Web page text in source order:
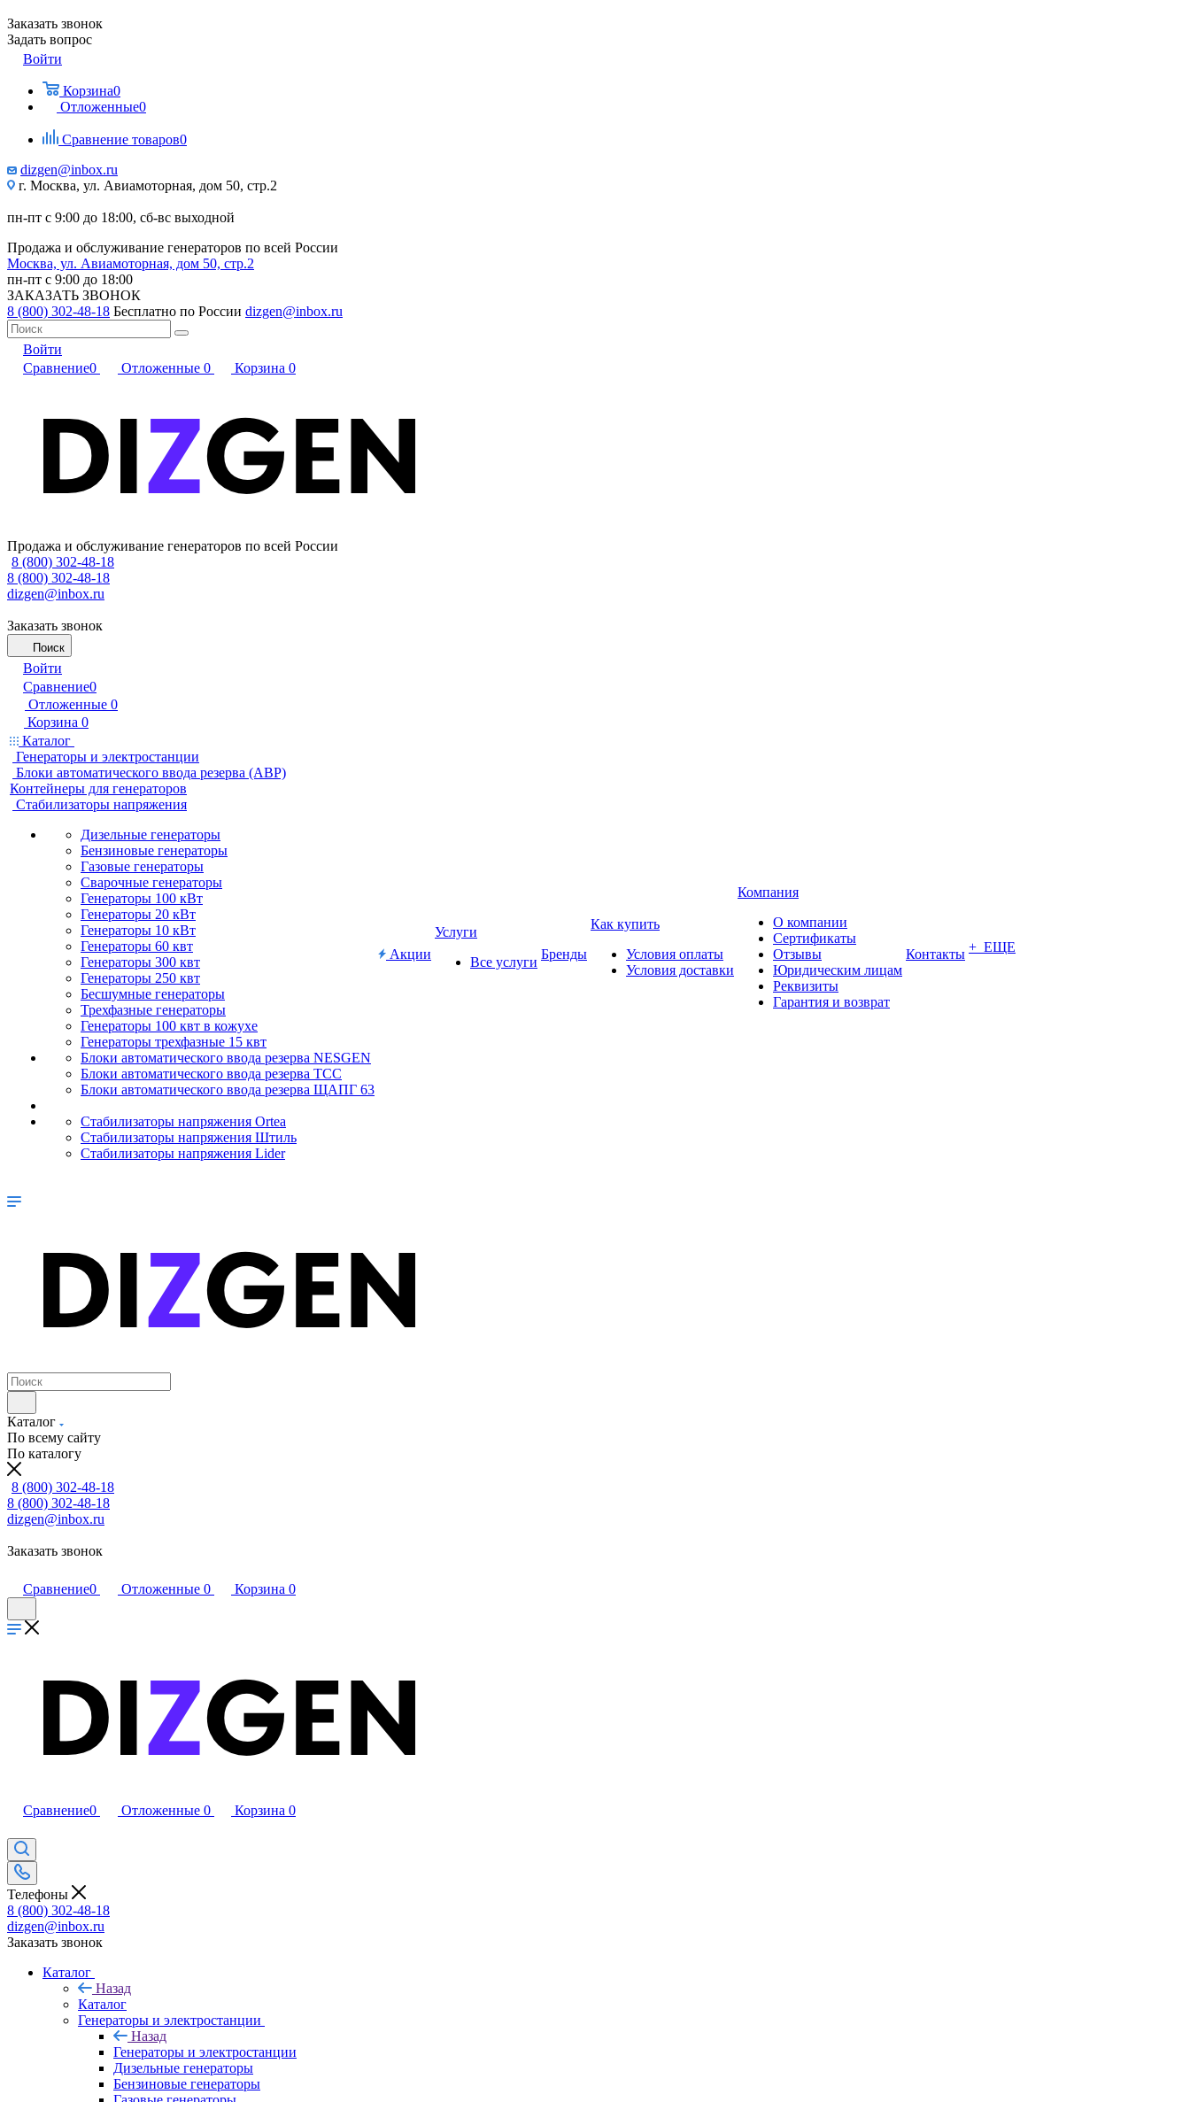
Заказать звонок
Задать вопрос
Войти
Корзина0
Отложенные0
Сравнение товаров0
dizgen@inbox.ru
г. Москва, ул. Авиамоторная, дом 50, стр.2
пн-пт с 9:00 до 18:00, сб-вс выходной
Продажа и обслуживание генераторов по всей России
Москва, ул. Авиамоторная, дом 50, стр.2
пн-пт с 9:00 до 18:00
ЗАКАЗАТЬ ЗВОНОК
8 (800) 302-48-18 Бесплатно по России dizgen@inbox.ru
Войти
Сравнение0 Отложенные 0 Корзина 0
Продажа и обслуживание генераторов по всей России
8 (800) 302-48-18
8 (800) 302-48-18
dizgen@inbox.ru
Заказать звонок
Поиск
Войти
Сравнение0
Отложенные 0
Корзина 0
Каталог
Генераторы и электростанции
Блоки автоматического ввода резерва (АВР)
Контейнеры для генераторов
Стабилизаторы напряжения
Дизельные генераторы
Бензиновые генераторы
Газовые генераторы
Сварочные генераторы
Генераторы 100 кВт
Генераторы 20 кВт
Генераторы 10 кВт
Генераторы 60 квт
Генераторы 300 квт
Генераторы 250 квт
Бесшумные генераторы
Трехфазные генераторы
Генераторы 100 квт в кожухе
Генераторы трехфазные 15 квт
Блоки автоматического ввода резерва NESGEN
Блоки автоматического ввода резерва ТСС
Блоки автоматического ввода резерва ЩАПГ 63
Стабилизаторы напряжения Ortea
Стабилизаторы напряжения Штиль
Стабилизаторы напряжения Lider
Акции
Услуги
Все услуги
Бренды
Как купить
Условия оплаты
Условия доставки
Компания
О компании
Сертификаты
Отзывы
Юридическим лицам
Реквизиты
Гарантия и возврат
Контакты + ЕЩЕ
Каталог
По всему сайту
По каталогу
8 (800) 302-48-18
8 (800) 302-48-18
dizgen@inbox.ru
Заказать звонок
Сравнение0 Отложенные 0 Корзина 0
Сравнение0 Отложенные 0 Корзина 0
Телефоны
8 (800) 302-48-18
dizgen@inbox.ru
Заказать звонок
Каталог
Назад
Каталог
Генераторы и электростанции
Назад
Генераторы и электростанции
Дизельные генераторы
Бензиновые генераторы